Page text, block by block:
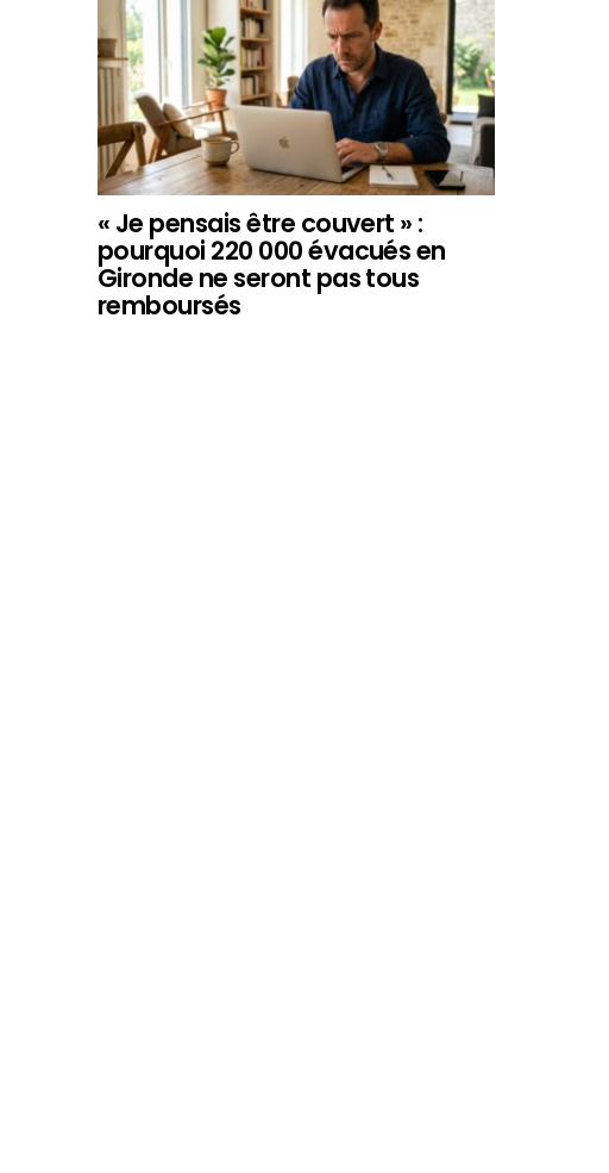
« Je pensais être couvert » :
pourquoi 220 000 évacués en
Gironde ne seront pas tous
remboursés